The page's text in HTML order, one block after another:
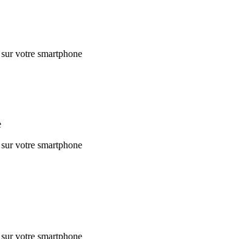
votre smartphone
votre smartphone
votre smartphone